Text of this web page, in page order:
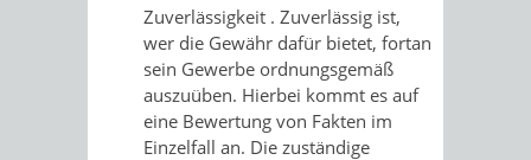
Zuverlässigkeit . Zuverlässig ist,
wer die Gewähr dafür bietet, fortan
sein Gewerbe ordnungsgemäß
auszuüben. Hierbei kommt es auf
eine Bewertung von Fakten im
Einzelfall an. Die zuständige